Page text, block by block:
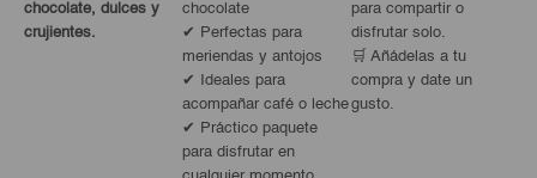
chocolate, dulces y
crujientes.
chocolate
✔ Perfectas para
meriendas y antojos
✔ Ideales para
acompañar café o leche
✔ Práctico paquete
para disfrutar en
para compartir o
disfrutar solo.
🛒 Añádelas a tu
compra y date un
gusto.